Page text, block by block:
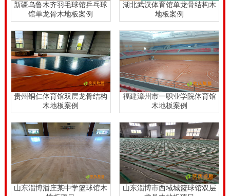
新疆乌鲁木齐羽毛球馆乒乓球
馆单龙骨木地板案例
湖北武汉体育馆单龙骨结构木
地板案例
贵州铜仁体育馆双层龙骨结构
木地板案例
福建漳州市一职业学院体育馆
木地板案例
山东淄博潘庄某中学篮球馆木
山东淄博市西域城篮球馆双层